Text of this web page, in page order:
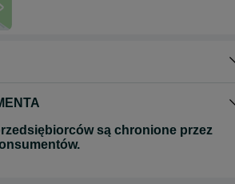
są chronione przez